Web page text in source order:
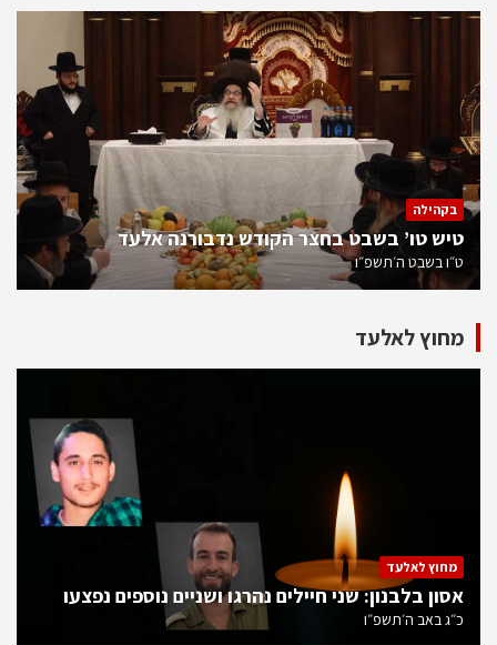
בקהילה
טיש טו’ בשבט בחצר הקודש נדבורנה אלעד
ט״ו בשבט ה׳תשפ״ו
מחוץ לאלעד
מחוץ לאלעד
אסון בלבנון: שני חיילים נהרגו ושניים נוספים נפצעו
כ״ג באב ה׳תשפ״ו